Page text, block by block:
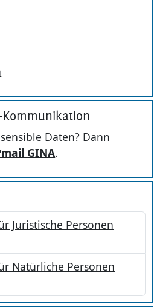
Kommunikation
Daten? Dann
GINA.
Juristische Personen
Natürliche Personen